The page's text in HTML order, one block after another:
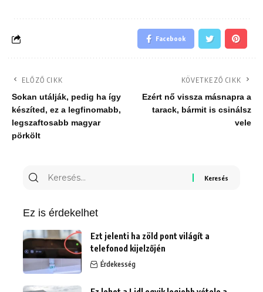
Facebook
ELŐZŐ CIKK
Sokan utálják, pedig ha így
készíted, ez a legfinomabb,
legszaftosabb magyar
pörkölt
KÖVETKEZŐ CIKK
Ezért nő vissza másnapra a
tarack, bármit is csinálsz
vele
Keresés
Ez is érdekelhet
Ezt jelenti ha zöld pont világít a
telefonod kijelzőjén
Érdekesség